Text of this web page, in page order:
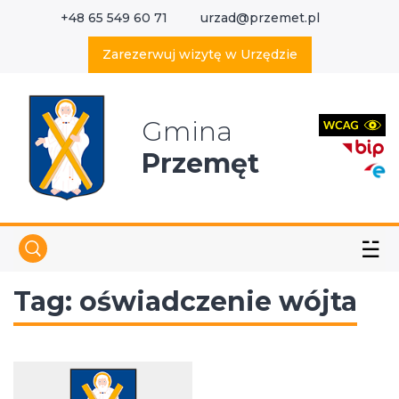
+48 65 549 60 71 urzad@przemet.pl
Zarezerwuj wizytę w Urzędzie
Gmina
Przemęt
☱
Tag: oświadczenie wójta
Wyszukaj w serwisie